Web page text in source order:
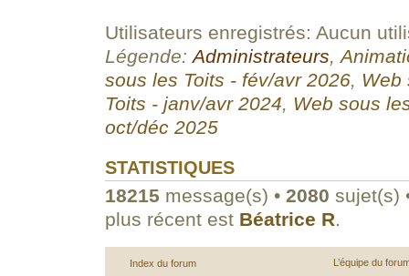
Utilisateurs enregistrés: Aucun
Légende:Administrateurs,
sous les Toits - fév/avr 2026, Web
Toits - janv/avr 2024, Web sous
oct/déc 2025
STATISTIQUES
18215 message(s) • 2080 sujet(s)
plus récent est Béatrice R.
Index du forum L’équipe du